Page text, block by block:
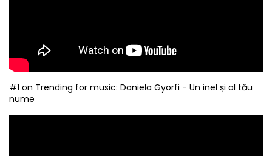
#1 on Trending for music: Daniela Gyorfi - Un inel și al tău
nume